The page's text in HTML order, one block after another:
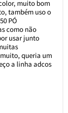
muito bom
também uso o
PÓ
como não
usar junto
queria um
a linha adcos